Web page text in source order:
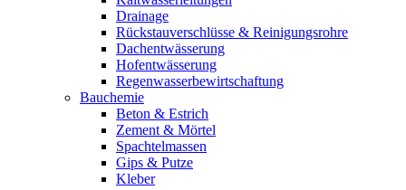
Drainage
Rückstauverschlüsse & Reinigungsrohre
Dachentwässerung
Hofentwässerung
Regenwasserbewirtschaftung
Bauchemie
Beton & Estrich
Zement & Mörtel
Spachtelmassen
Gips & Putze
Kleber